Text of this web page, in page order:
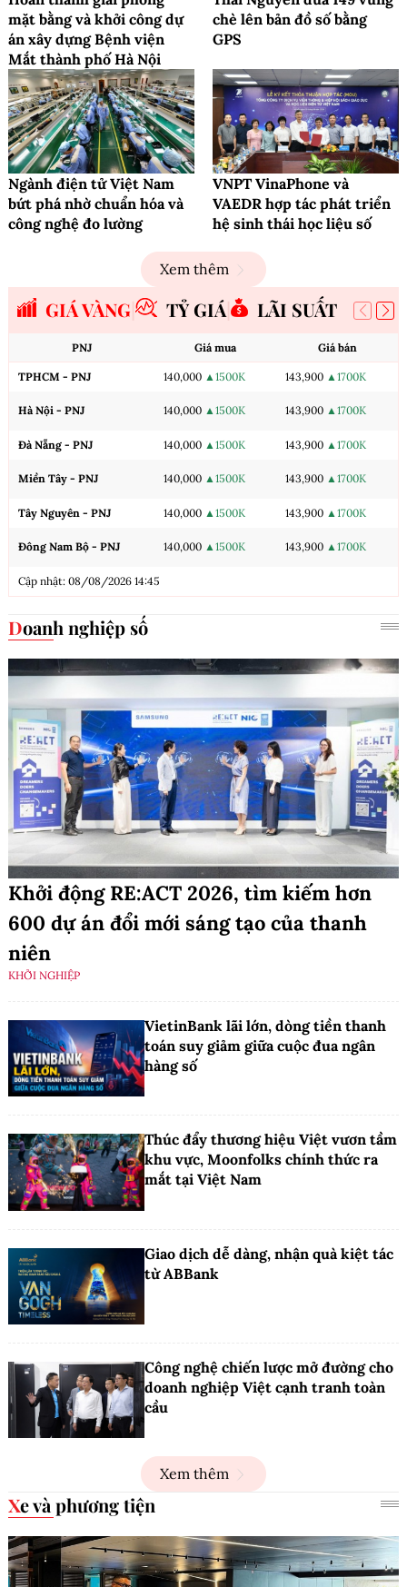
mặt bằng và khởi công dự
án xây dựng Bệnh viện
Mắt thành phố Hà Nội
chè lên bản đồ số bằng
GPS
Ngành điện tử Việt Nam
bứt phá nhờ chuẩn hóa và
công nghệ đo lường
VNPT VinaPhone và
VAEDR hợp tác phát triển
hệ sinh thái học liệu số
Xem thêm
GIÁ VÀNG TỶ GIÁ LÃI SUẤT
PNJ Giá mua Giá bán
TPHCM - PNJ 140,000 ▲1500K 143,900 ▲1700K
Hà Nội - PNJ 140,000 ▲1500K 143,900 ▲1700K
Đà Nẵng - PNJ 140,000 ▲1500K 143,900 ▲1700K
Miền Tây - PNJ 140,000 ▲1500K 143,900 ▲1700K
Tây Nguyên - PNJ 140,000 ▲1500K 143,900 ▲1700K
Đông Nam Bộ - PNJ 140,000 ▲1500K 143,900 ▲1700K
Cập nhật: 08/08/2026 14:45
Doanh nghiệp số
Khởi động RE:ACT 2026, tìm kiếm hơn
600 dự án đổi mới sáng tạo của thanh
niên
KHỞI NGHIỆP
VietinBank lãi lớn, dòng tiền thanh
toán suy giảm giữa cuộc đua ngân
hàng số
Thúc đẩy thương hiệu Việt vươn tầm
khu vực, Moonfolks chính thức ra
mắt tại Việt Nam
Giao dịch dễ dàng, nhận quà kiệt tác
từ ABBank
Công nghệ chiến lược mở đường cho
doanh nghiệp Việt cạnh tranh toàn
cầu
Xem thêm
Xe và phương tiện